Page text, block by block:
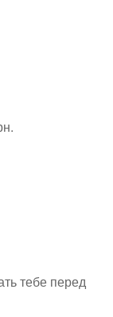
тебе перед